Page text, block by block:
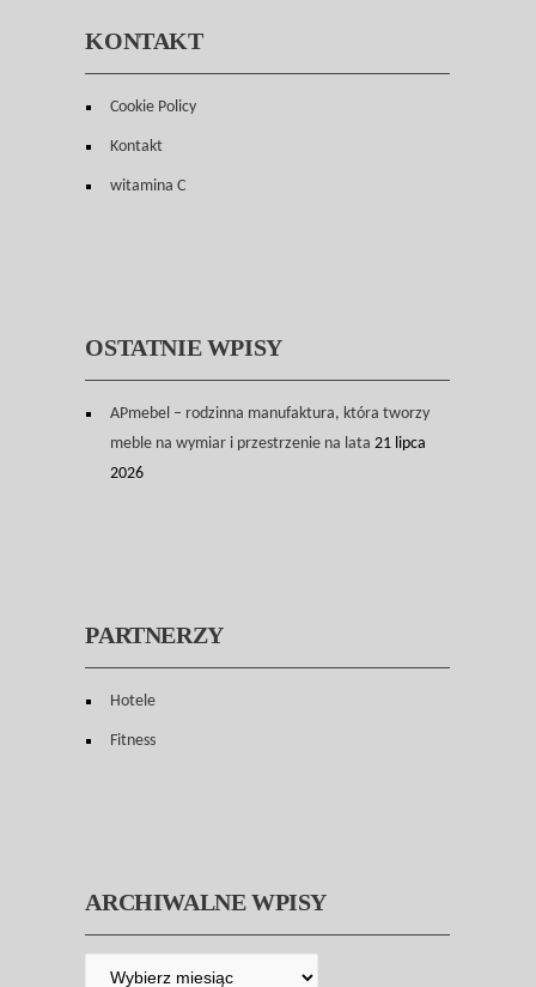
KONTAKT
Cookie Policy
Kontakt
witamina C
OSTATNIE WPISY
APmebel – rodzinna manufaktura, która tworzy
meble na wymiar i przestrzenie na lata 21 lipca
2026
PARTNERZY
Hotele
Fitness
ARCHIWALNE WPISY